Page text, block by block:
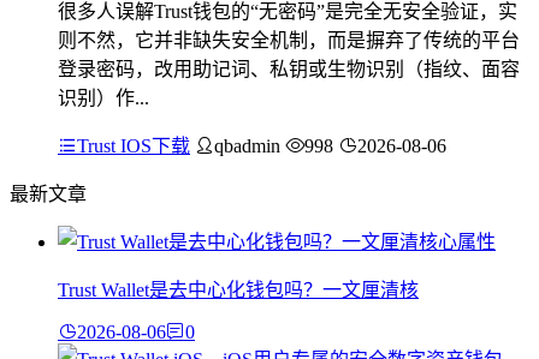
很多人误解Trust钱包的“无密码”是完全无安全验证，实
则不然，它并非缺失安全机制，而是摒弃了传统的平台
登录密码，改用助记词、私钥或生物识别（指纹、面容
识别）作...
Trust IOS下载 qbadmin 998 2026-08-06
最新文章
Trust Wallet是去中心化钱包吗？一文厘清核
2026-08-06 0